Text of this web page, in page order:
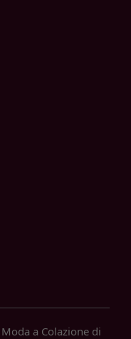
Moda a Colazione di